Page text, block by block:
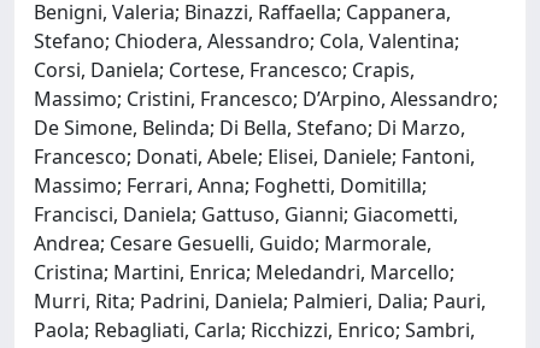
Benigni, Valeria; Binazzi, Raffaella; Cappanera,
Stefano; Chiodera, Alessandro; Cola, Valentina;
Corsi, Daniela; Cortese, Francesco; Crapis,
Massimo; Cristini, Francesco; D’Arpino, Alessandro;
De Simone, Belinda; Di Bella, Stefano; Di Marzo,
Francesco; Donati, Abele; Elisei, Daniele; Fantoni,
Massimo; Ferrari, Anna; Foghetti, Domitilla;
Francisci, Daniela; Gattuso, Gianni; Giacometti,
Andrea; Cesare Gesuelli, Guido; Marmorale,
Cristina; Martini, Enrica; Meledandri, Marcello;
Murri, Rita; Padrini, Daniela; Palmieri, Dalia; Pauri,
Paola; Rebagliati, Carla; Ricchizzi, Enrico; Sambri,